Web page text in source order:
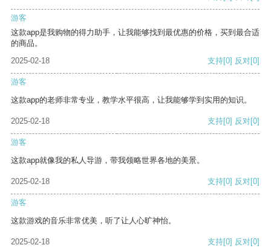
游客
这款app是我购物的得力助手，让我能够找到最优惠的价格，买到最合适
的商品。
2025-02-18
支持[0] 反对[0]
游客
这款app的老师非常专业，教学水平很高，让我能够学到实用的知识。
2025-02-18 支持[0] 反对[0]
游客
这款app就像我的私人导游，带我领略世界各地的美景。
2025-02-18 支持[0] 反对[0]
游客
这款游戏的音乐非常优美，听了让人心旷神怡。
2025-02-18 支持[0] 反对[0]